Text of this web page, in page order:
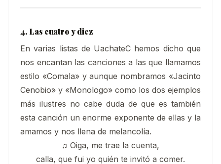
4. Las cuatro y diez
En varias listas de UachateC hemos dicho que
nos encantan las canciones a las que llamamos
estilo «Comala» y aunque nombramos «Jacinto
Cenobio» y «Monologo» como los dos ejemplos
más ilustres no cabe duda de que es también
esta canción un enorme exponente de ellas y la
amamos y nos llena de melancolía.
♫ Oiga, me trae la cuenta,
calla, que fui yo quién te invitó a comer.